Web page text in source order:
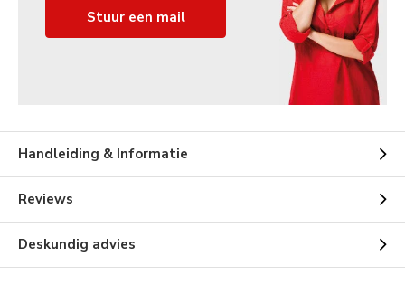
Stuur een mail
Handleiding & Informatie
Reviews
Deskundig advies